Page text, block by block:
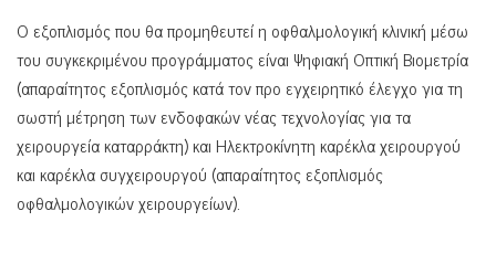
Ο εξοπλισμός που θα προμηθευτεί η οφθαλμολογική κλινική μέσω
του συγκεκριμένου προγράμματος είναι Ψηφιακή Οπτική Βιομετρία
(απαραίτητος εξοπλισμός κατά τον προ εγχειρητικό έλεγχο για τη
σωστή μέτρηση των ενδοφακών νέας τεχνολογίας για τα
χειρουργεία καταρράκτη) και Ηλεκτροκίνητη καρέκλα χειρουργού
και καρέκλα συγχειρουργού (απαραίτητος εξοπλισμός
οφθαλμολογικών χειρουργείων).